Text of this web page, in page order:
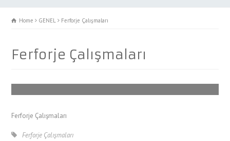
Home GENEL Ferforje Çalışmaları
Ferforje Çalışmaları
Ferforje Çalışmaları
Ferforje Çalışmaları